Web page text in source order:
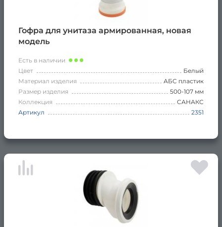
Гофра для унитаза армированная, новая
модель
Есть в наличии
Цвет
Белый
Материал изделия
АБС пластик
Размер изделия
500-107 мм
Коллекция
САНАКС
Артикул
2351